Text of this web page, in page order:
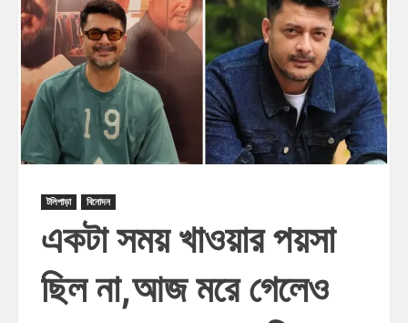
টলিপাড়া বিনোদন
একটা সময় খাওয়ার পয়সা
ছিল না,আজ মরে গেলেও